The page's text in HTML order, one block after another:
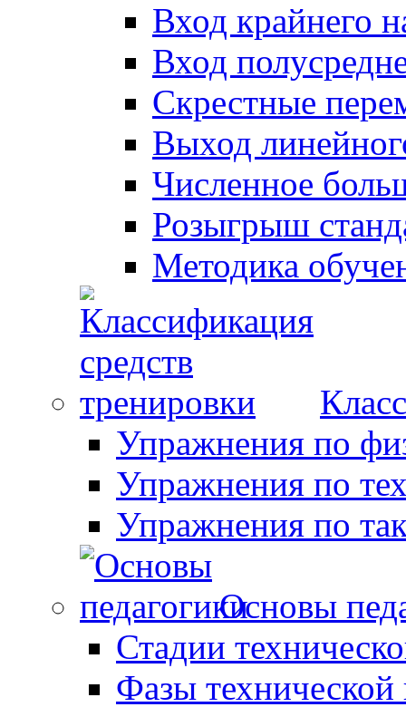
Вход крайнего
Вход
Скрестные
Выход
Численное
Розыгрыш
Методика
Упражнения по
Упражнения по
Упражнения по
Основы
Стадии
Фазы технической